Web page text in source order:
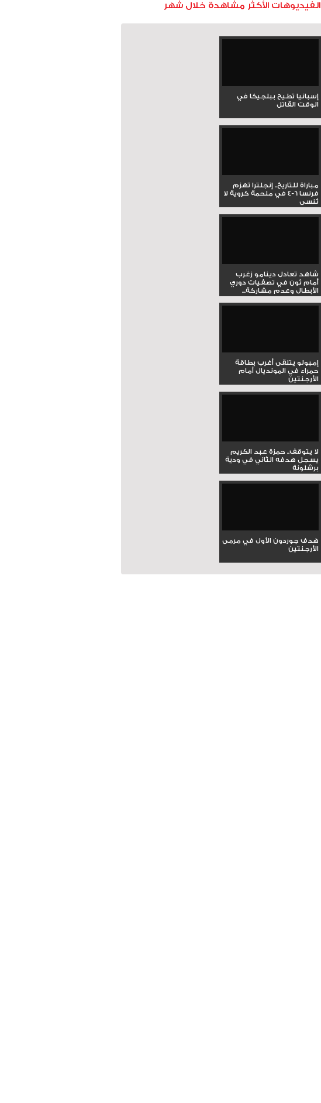
الفيديوهات الأكثر مشاهدة خلال شهر
إسبانيا تطيح ببلجيكا في
الوقت القاتل
مباراة للتاريخ.. إنجلترا تهزم
فرنسا 6-4 في ملحمة كروية لا
تُنسى
شاهد تعادل دينامو زغرب
أمام ثون في تصفيات دوري
الأبطال وعدم مشاركة...
إمبولو يتلقى أغرب بطاقة
حمراء في المونديال أمام
الأرجنتين
لا يتوقف.. حمزة عبد الكريم
يسجل هدفه الثاني في ودية
برشلونة
هدف جوردون الأول في مرمى
الأرجنتين